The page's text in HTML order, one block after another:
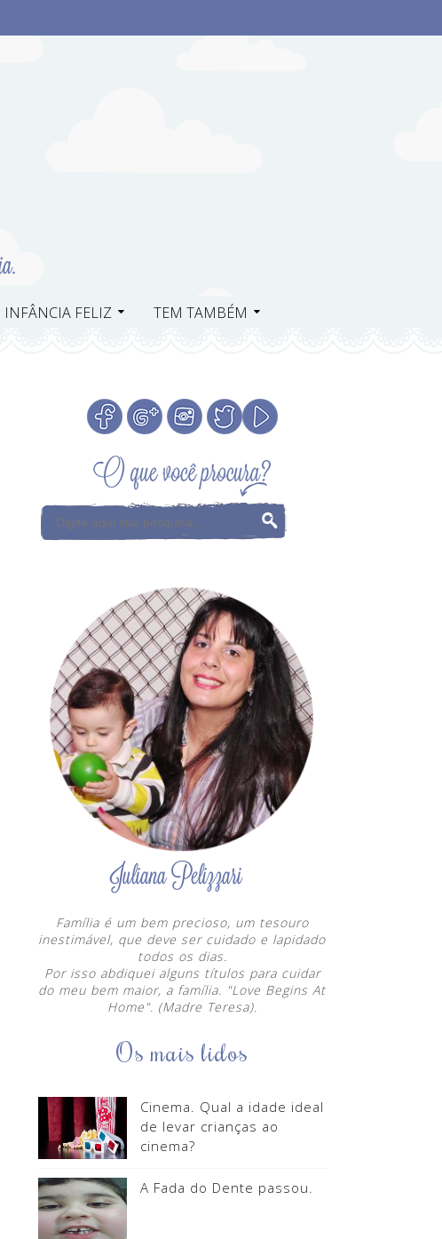
INFÂNCIA FELIZ TEM TAMBÉM
Família é um bem precioso, um tesouro
inestimável, que deve ser cuidado e lapidado
todos os dias.
Por isso abdiquei alguns títulos para cuidar
do meu bem maior, a família. "Love Begins At
Home". (Madre Teresa).
Os mais lidos
Cinema. Qual a idade ideal
de levar crianças ao
cinema?
A Fada do Dente passou.